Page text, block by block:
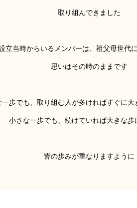
取り組んできました
立当時からいるメンバーは、祖父母世代
思いはその時のままです
一歩でも、取り組む人が多ければすぐに大
小さな一歩でも、続けていれば大きな歩
皆の歩みが重なりますように